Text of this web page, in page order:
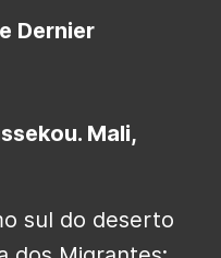
Dernier
Mali,
sul do deserto